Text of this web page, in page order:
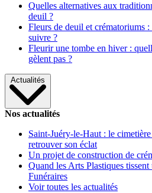
Quelles alternatives aux
deuil ?
Fleurs de deuil et crématoriums :
suivre ?
Fleurir une tombe en hiver :
gèlent pas ?
Actualités
Nos actualités
Saint-Juéry-le-Haut : le
retrouver son éclat
Un projet de construction de
Quand les Arts Plastiques
Funéraires
Voir toutes les actualités